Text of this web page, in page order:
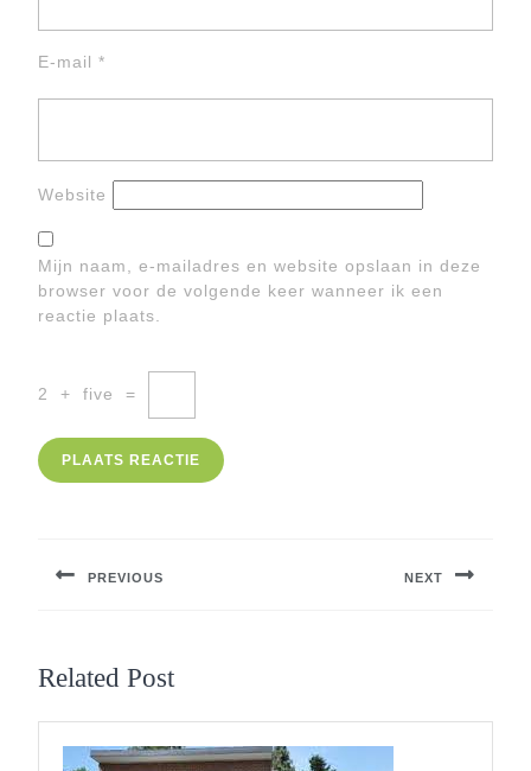
E-mail *
Website
Mijn naam, e-mailadres en website opslaan in deze
browser voor de volgende keer wanneer ik een
reactie plaats.
2 + five =
PREVIOUS NEXT
Related Post